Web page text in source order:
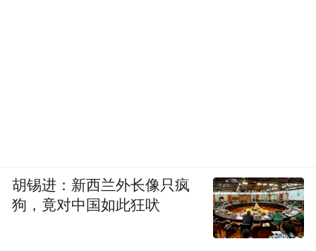
胡锡进：新西兰外长像只疯
狗，竟对中国如此狂吠